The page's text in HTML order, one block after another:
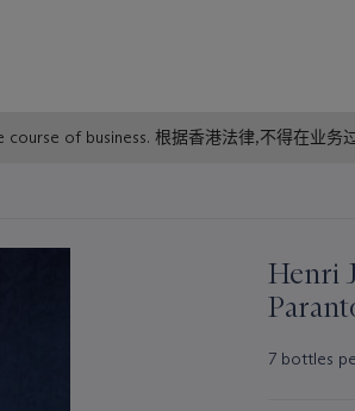
of business. 根据香港法律,不得在业务
Henri
7 bottles